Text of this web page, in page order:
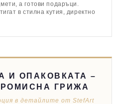
а готови подаръци.
в стилна кутия, директно
И ОПАКОВКАТА –
ГРИЖА
в детайлите от StefArt